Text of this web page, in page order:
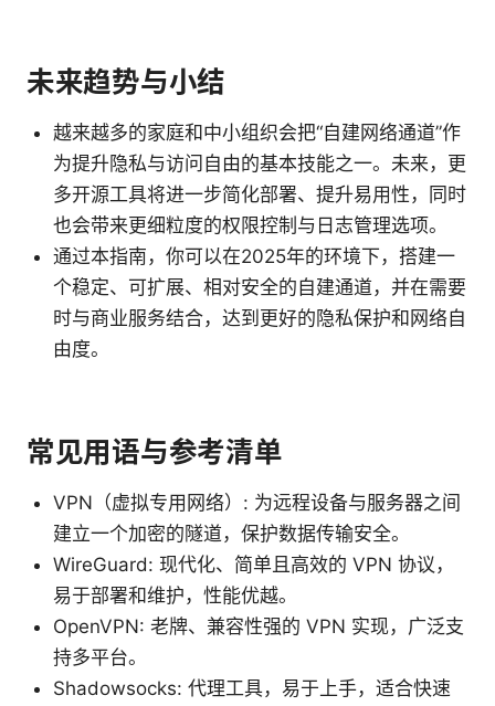
未来趋势与小结
越来越多的家庭和中小组织会把“自建网络通道”作
为提升隐私与访问自由的基本技能之一。未来，更
多开源工具将进一步简化部署、提升易用性，同时
也会带来更细粒度的权限控制与日志管理选项。
通过本指南，你可以在2025年的环境下，搭建一
个稳定、可扩展、相对安全的自建通道，并在需要
时与商业服务结合，达到更好的隐私保护和网络自
由度。
常见用语与参考清单
VPN（虚拟专用网络）: 为远程设备与服务器之间
建立一个加密的隧道，保护数据传输安全。
WireGuard: 现代化、简单且高效的 VPN 协议，
易于部署和维护，性能优越。
OpenVPN: 老牌、兼容性强的 VPN 实现，广泛支
持多平台。
Shadowsocks: 代理工具，易于上手，适合快速